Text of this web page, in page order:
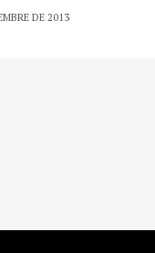
DE 2013